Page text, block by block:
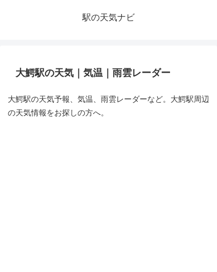
駅の天気ナビ
大鰐駅の天気｜気温｜雨雲レーダー
大鰐駅の天気予報、気温、雨雲レーダーなど。大鰐駅周辺
の天気情報をお探しの方へ。